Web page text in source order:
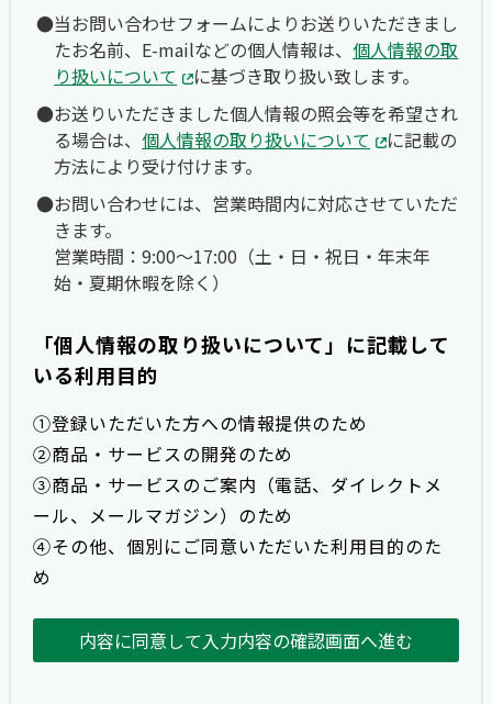
当お問い合わせフォームによりお送りいただきまし
たお名前、E-mailなどの個人情報は、 個人情報の取
り扱いについて
に基づき取り扱い致します。
お送りいただきました個人情報の照会等を希望され
る場合は、 個人情報の取り扱いについて
に記載の
方法により受け付けます。
お問い合わせには、営業時間内に対応させていただ
きます。
営業時間：9:00〜17:00（土・日・祝日・年末年
始・夏期休暇を除く）
「個人情報の取り扱いについて」に記載して
いる利用目的
①登録いただいた方への情報提供のため
②商品・サービスの開発のため
③商品・サービスのご案内（電話、ダイレクトメ
ール、メールマガジン）のため
④その他、個別にご同意いただいた利用目的のた
め
内容に同意して入力内容の確認画面へ進む